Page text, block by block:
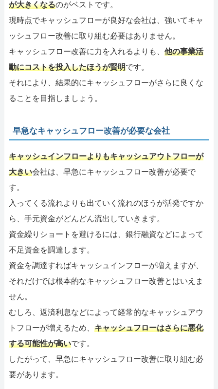
が大きくなるのがベストです。
現時点でキャッシュフローが良好な会社は、強いてキャ
ッシュフロー改善に取り組む必要はありません。
キャッシュフロー改善に力を入れるよりも、 他の事業活
動にコストを投入したほうが賢明です。
それにより、結果的にキャッシュフローがさらに良くな
ることを目指しましょう。
早急なキャッシュフロー改善が必要な会社
キャッシュインフローよりもキャッシュアウトフローが
大きい会社は、早急にキャッシュフロー改善が必要で
す。
入ってくる流れよりも出ていく流れのほうが活発ですか
ら、手元資金がどんどん流出していきます。
資金繰りショートを避けるには、銀行融資などによって
不足資金を調達します。
資金を調達すればキャッシュインフローが増えますが、
それだけでは根本的なキャッシュフロー改善とはいえま
せん。
むしろ、返済利息などによって経常的なキャッシュアウ
トフローが増えるため、 キャッシュフローはさらに悪化
する可能性が高いです。
したがって、早急にキャッシュフロー改善に取り組む必
要があります。